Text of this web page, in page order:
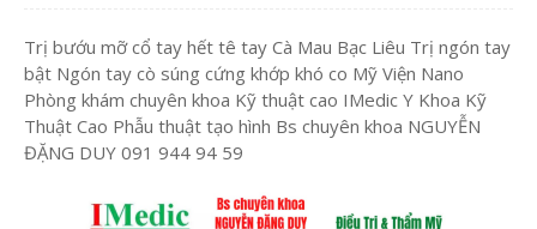
Trị bướu mỡ cổ tay hết tê tay Cà Mau Bạc Liêu Trị ngón tay
bật Ngón tay cò súng cứng khớp khó co Mỹ Viện Nano
Phòng khám chuyên khoa Kỹ thuật cao IMedic Y Khoa Kỹ
Thuật Cao Phẫu thuật tạo hình Bs chuyên khoa NGUYỄN
ĐẶNG DUY 091 944 94 59